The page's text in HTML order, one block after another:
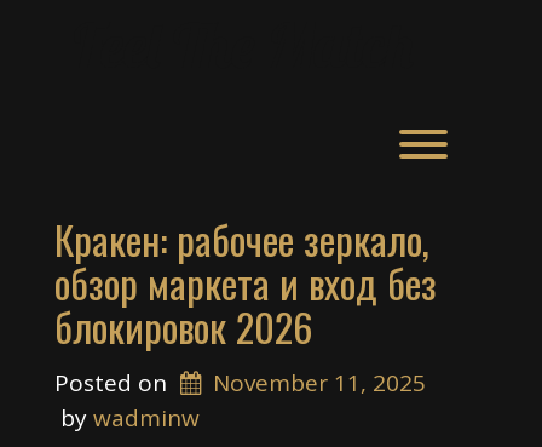
Кракен: рабочее зеркало,
обзор маркета и вход без
блокировок 2026
Posted on
November 11, 2025
by wadminw